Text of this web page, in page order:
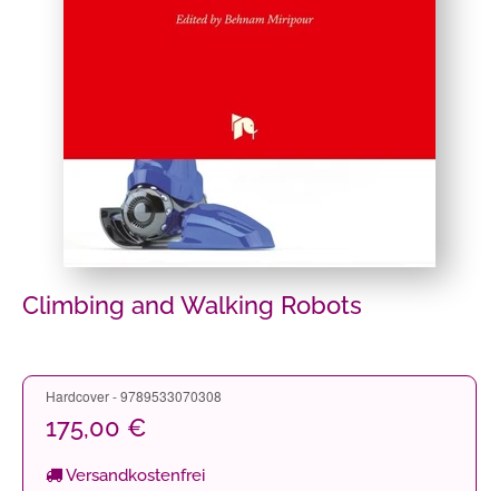
Climbing and Walking Robots
Hardcover - 9789533070308
175,00 €
Versandkostenfrei